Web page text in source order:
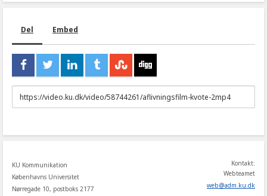
Del Embed
URL
to
KU Kommunikation
Københavns Universitet
Nørregade 10, postboks 2177
Kontakt:
Webteamet
web@adm.ku.dk